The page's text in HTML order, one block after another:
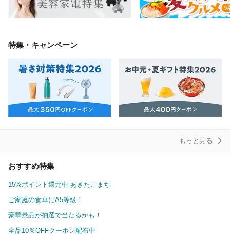
特集・キャンペーン
もっと見る
おすすめ特集
15%ポイント還元中 あきたこまち
ご家庭の食卓にA5等級！
豪華景品が抽選で当たるかも！
全品10％OFFクーポン配布中